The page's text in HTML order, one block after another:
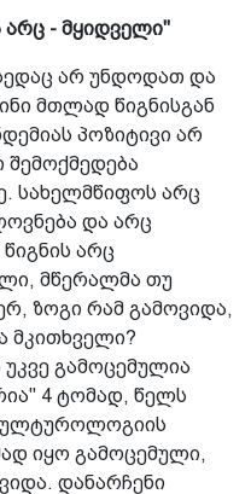
არც - მყიდველი"
არ უნდოდათ და
მთლად წიგნისგან
პოზიტივი არ
შემოქმედება
სახელმწიფოს არც
და არც
არც
მწერალმა თუ
ზოგი რამ გამოვიდა,
მკითხველი?
გამოცემულია
4 ტომად, წელს
იყო გამოცემული,
დანარჩენი